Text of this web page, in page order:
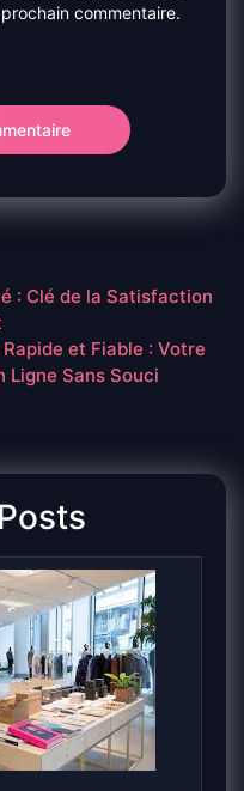
commentaire.
: Clé de la Satisfaction
et Fiable : Votre
Ligne Sans Souci